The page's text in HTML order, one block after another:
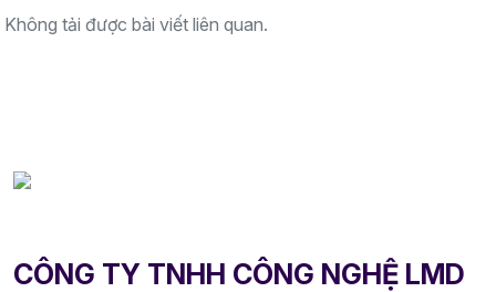
Không tải được bài viết liên quan.
CÔNG TY TNHH CÔNG NGHỆ LMD